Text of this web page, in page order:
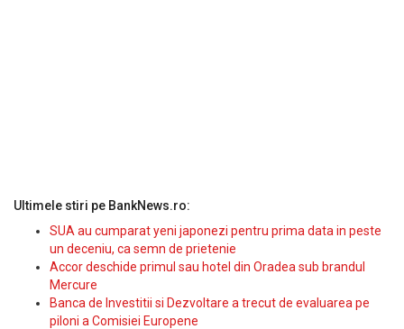
Ultimele stiri pe BankNews.ro:
SUA au cumparat yeni japonezi pentru prima data in peste
un deceniu, ca semn de prietenie
Accor deschide primul sau hotel din Oradea sub brandul
Mercure
Banca de Investitii si Dezvoltare a trecut de evaluarea pe
piloni a Comisiei Europene